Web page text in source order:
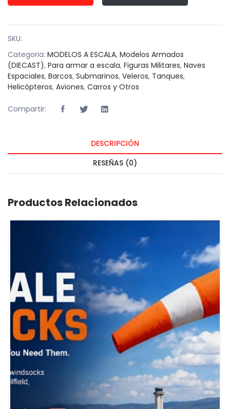
SKU:
Categoria: MODELOS A ESCALA, Modelos Armados
(DIECAST), Para armar a escala, Figuras Militares, Naves
Espaciales, Barcos, Submarinos, Veleros, Tanques,
Helicópteros, Aviones, Carros y Otros
Compartir:
DESCRIPCIÓN
RESEÑAS (0)
Productos Relacionados